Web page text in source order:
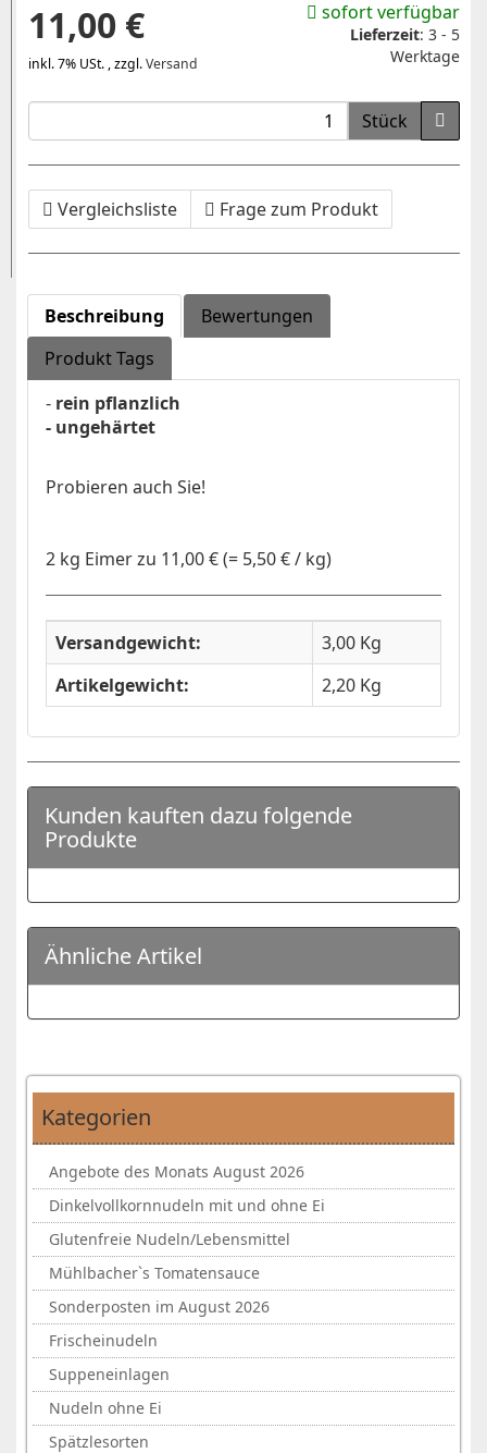
11,00 €
inkl. 7% USt. , zzgl.Versand
sofort verfügbar
Lieferzeit: 3 - 5
Werktage
Stück
Vergleichsliste Frage zum Produkt
Beschreibung
Bewertungen
Produkt Tags
- rein pflanzlich
- ungehärtet
Probieren auch Sie!
2 kg Eimer zu 11,00 € (= 5,50 € / kg)
Versandgewicht:
3,00 Kg
Artikelgewicht:
2,20 Kg
Kunden kauften dazu folgende
Produkte
Ähnliche Artikel
Kategorien
Angebote des Monats August 2026
Dinkelvollkornnudeln mit und ohne Ei
Glutenfreie Nudeln/Lebensmittel
Mühlbacher`s Tomatensauce
Sonderposten im August 2026
Frischeinudeln
Suppeneinlagen
Nudeln ohne Ei
Spätzlesorten